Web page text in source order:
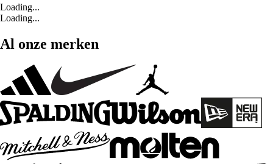
Loading...
Loading...
Al onze merken